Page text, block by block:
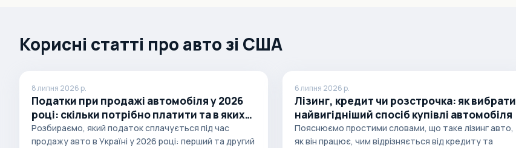
Callaway
Caterham
Chana
Changan
ChangFeng
Корисні статті про авто зі США
8 липня 2026 р.
Податки при продажі автомобіля у 2026
році: скільки потрібно платити та в яких
випадках
Розбираємо, який податок сплачується під час
продажу авто в Україні у 2026 році: перший та другий
6 липня 2026 р.
Лізинг, кредит чи розстрочка: як вибрати
найвигідніший спосіб купівлі автомобіля
Пояснюємо простими словами, що таке лізинг авто,
як він працює, чим відрізняється від кредиту та